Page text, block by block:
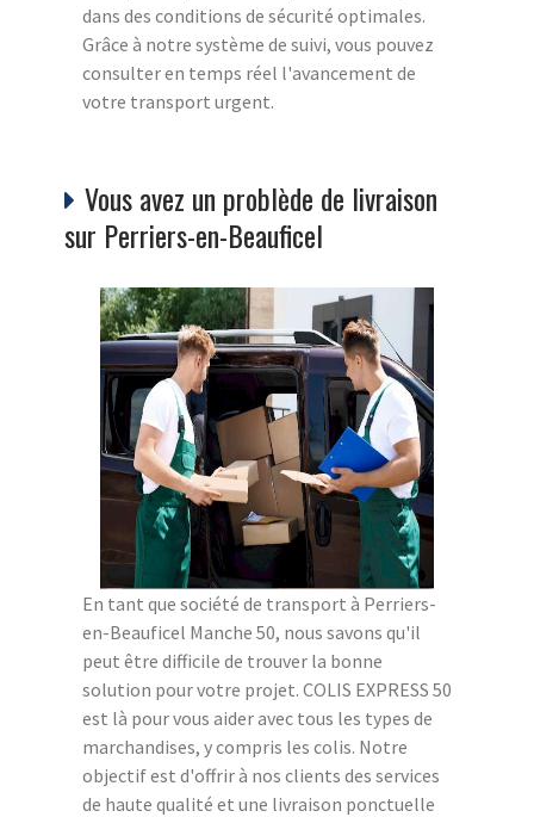
dans des conditions de sécurité optimales.
Grâce à notre système de suivi, vous pouvez
consulter en temps réel l'avancement de
votre transport urgent.
Vous avez un problède de livraison
sur Perriers-en-Beauficel
En tant que société de transport à Perriers-
en-Beauficel Manche 50, nous savons qu'il
peut être difficile de trouver la bonne
solution pour votre projet. COLIS EXPRESS 50
est là pour vous aider avec tous les types de
marchandises, y compris les colis. Notre
objectif est d'offrir à nos clients des services
de haute qualité et une livraison ponctuelle